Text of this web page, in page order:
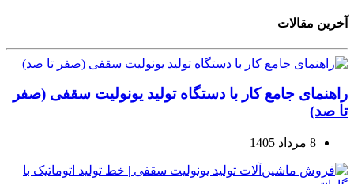
آخرین مقالات
راهنمای جامع کار با دستگاه تولید یونولیت سقفی (صفر
تا صد)
8 مرداد 1405